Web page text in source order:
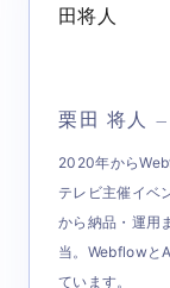
栗田 将人 —
2020年から
テレビ主催イベ
から納品・運用
当。Webflowと
ています。